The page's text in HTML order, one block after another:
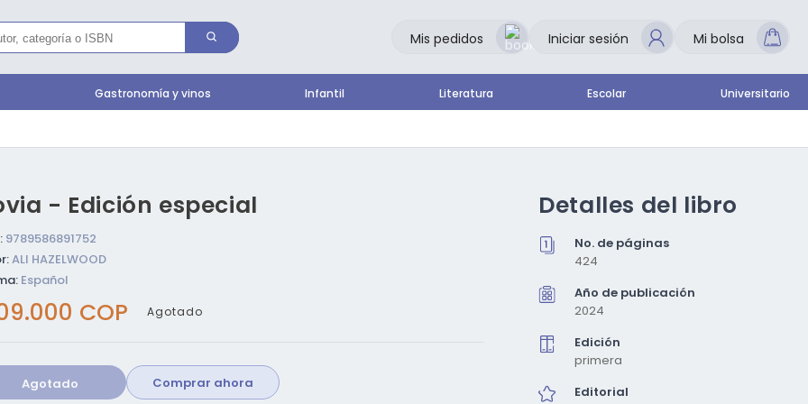
Mis pedidos Iniciar sesión Mi bolsa
Gastronomía y vinos Infantil Literatura Escolar Universitario
- Edición especial
9789586891752
ALI HAZELWOOD
Español
COP Agotado
Agotado Comprar ahora
Detalles del libro
No. de páginas
424
Año de publicación
2024
Edición
primera
Editorial